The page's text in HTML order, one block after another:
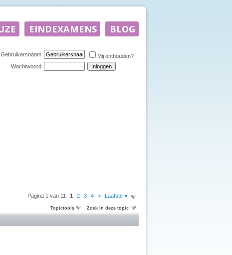
Gebruikersnaam
Mij onthouden?
Wachtwoord
Pagina 1 van 11 1 2 3 4 > Laatste »
Topictools Zoek in deze topic